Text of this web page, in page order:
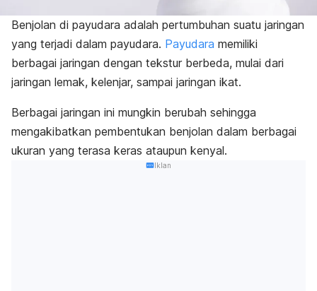
Benjolan di payudara adalah pertumbuhan suatu jaringan
yang terjadi dalam payudara. Payudara memiliki
berbagai jaringan dengan tekstur berbeda, mulai dari
jaringan lemak, kelenjar, sampai jaringan ikat.
Berbagai jaringan ini mungkin berubah sehingga
mengakibatkan pembentukan benjolan dalam berbagai
ukuran yang terasa keras ataupun kenyal.
Iklan